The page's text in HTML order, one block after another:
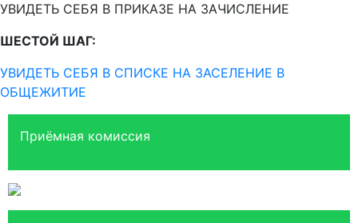
УВИДЕТЬ СЕБЯ В ПРИКАЗЕ НА ЗАЧИСЛЕНИЕ
ШЕСТОЙ ШАГ:
УВИДЕТЬ СЕБЯ В СПИСКЕ НА ЗАСЕЛЕНИЕ В
ОБЩЕЖИТИЕ
Приёмная комиссия